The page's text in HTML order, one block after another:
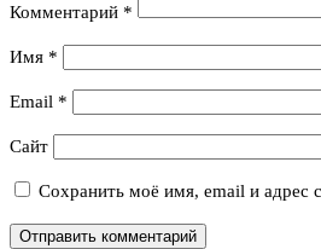
Комментарий *
Имя *
Email *
Сайт
Сохранить моё имя, email и адрес